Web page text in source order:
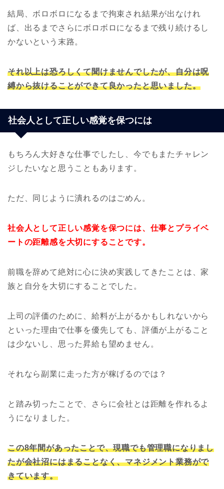
結局、ボロボロになるまで拘束され結果が出なけれ
ば、出るまでさらにボロボロになるまで残り続けるし
かないという末路。
それ以上は恐ろしくて聞けませんでしたが、自分は呪
縛から抜けることができて良かったと思いました。
社会人として正しい感覚を保つには
もちろん大好きな仕事でしたし、今でもまたチャレン
ジしたいなと思うこともあります。
ただ、同じように潰れるのはごめん。
社会人として正しい感覚を保つには、仕事とプライベ
ートの距離感を大切にすることです。
前職を辞めて絶対に心に決め実践してきたことは、家
族と自分を大切にすることでした。
上司の評価のために、給料が上がるかもしれないから
といった理由で仕事を優先しても、評価が上がること
は少ないし、思った昇給も望めません。
それなら副業に走った方が稼げるのでは？
と踏み切ったことで、さらに会社とは距離を作れるよ
うになりました。
この8年間があったことで、現職でも管理職になりまし
たが会社沼にはまることなく、マネジメント業務がで
きています。